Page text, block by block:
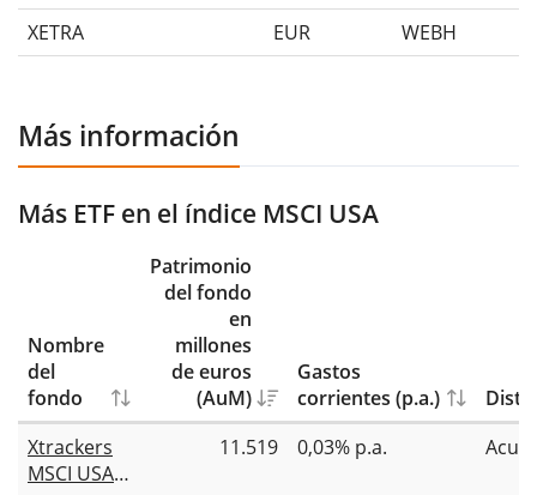
XETRA
EUR WEBH
Más información
Más ETF en el índice MSCI USA
Nombre
del
fondo
Patrimonio
del fondo
en
millones
de euros
(AuM)
Gastos
corrientes (p.a.)
Xtrackers
MSCI USA
11.519 0,03% p.a.